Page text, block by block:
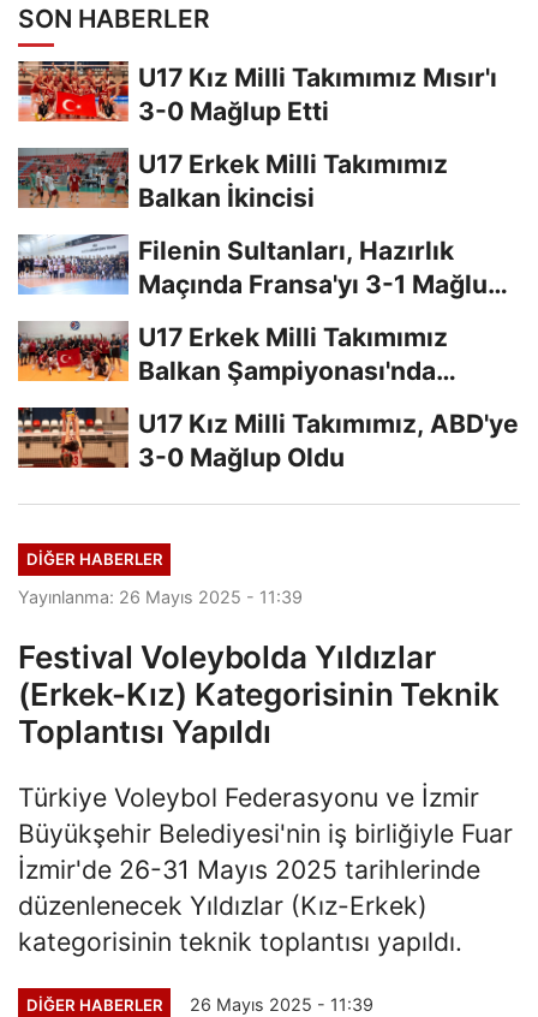
SON HABERLER
U17 Kız Milli Takımımız Mısır'ı
3-0 Mağlup Etti
U17 Erkek Milli Takımımız
Balkan İkincisi
Filenin Sultanları, Hazırlık
Maçında Fransa'yı 3-1 Mağlup
U17 Erkek Milli Takımımız
Balkan Şampiyonası'nda
U17 Kız Milli Takımımız, ABD'ye
3-0 Mağlup Oldu
DIĞER HABERLER
Yayınlanma: 26 Mayıs 2025 - 11:39
Festival Voleybolda Yıldızlar
(Erkek-Kız) Kategorisinin Teknik
Toplantısı Yapıldı
Türkiye Voleybol Federasyonu ve İzmir
Büyükşehir Belediyesi'nin iş birliğiyle Fuar
İzmir'de 26-31 Mayıs 2025 tarihlerinde
düzenlenecek Yıldızlar (Kız-Erkek)
kategorisinin teknik toplantısı yapıldı.
DIĞER HABERLER 26 Mayıs 2025 - 11:39